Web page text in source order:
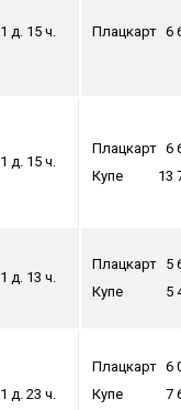
1 д. 15 ч. Плацкарт 6
1 д. 15 ч.
Плацкарт 6
Купе
13
1 д. 13 ч.
Плацкарт 5
Купе
5
1 д. 23 ч.
Плацкарт 6
Купе
7